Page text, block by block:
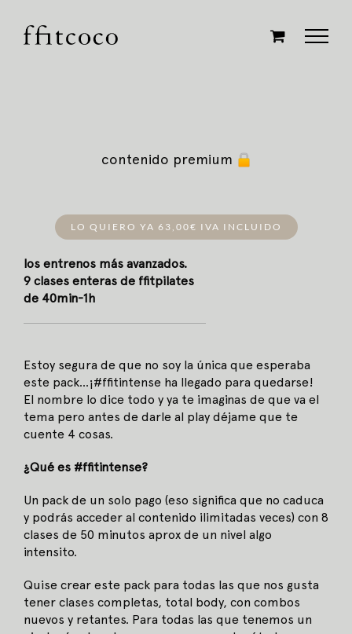
contenido
contenido premium
LO QUIERO YA 63,00€ IVA INCLUIDO
los entrenos más avanzados.
9 clases enteras de ffitpilates
de 40min-1h
Estoy segura de que no soy la única que esperaba
este pack…¡#ffitintense ha llegado para quedarse!
El nombre lo dice todo y ya te imaginas de que va el
tema pero antes de darle al play déjame que te
cuente 4 cosas.
¿Qué es #ffitintense?
Un pack de un solo pago (eso significa que no caduca
y podrás acceder al contenido ilimitadas veces) con 8
clases de 50 minutos aprox de un nivel algo
intensito.
Quise crear este pack para todas las que nos gusta
tener clases completas, total body, con combos
nuevos y retantes. Para todas las que tenemos un